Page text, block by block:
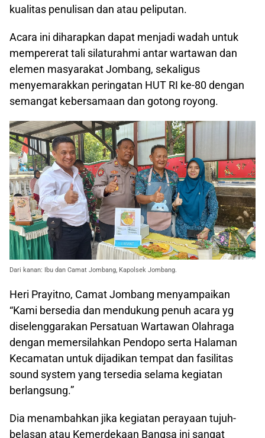
kualitas penulisan dan atau peliputan.
Acara ini diharapkan dapat menjadi wadah untuk
mempererat tali silaturahmi antar wartawan dan
elemen masyarakat Jombang, sekaligus
menyemarakkan peringatan HUT RI ke-80 dengan
semangat kebersamaan dan gotong royong.
Dari kanan: Ibu dan Camat Jombang, Kapolsek Jombang.
Heri Prayitno, Camat Jombang menyampaikan
“Kami bersedia dan mendukung penuh acara yg
diselenggarakan Persatuan Wartawan Olahraga
dengan memersilahkan Pendopo serta Halaman
Kecamatan untuk dijadikan tempat dan fasilitas
sound system yang tersedia selama kegiatan
berlangsung.”
Dia menambahkan jika kegiatan perayaan tujuh-
belasan atau Kemerdekaan Bangsa ini sangat